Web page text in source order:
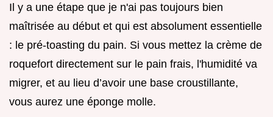
Il y a une étape que je n'ai pas toujours bien
maîtrisée au début et qui est absolument essentielle
: le pré-toasting du pain. Si vous mettez la crème de
roquefort directement sur le pain frais, l'humidité va
migrer, et au lieu d’avoir une base croustillante,
vous aurez une éponge molle.